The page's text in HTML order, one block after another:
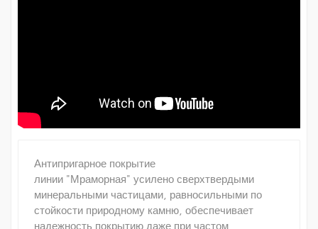
Антипригарное покрытие
линии "Мраморная" усилено сверхтвердыми
минеральными частицами, равносильными по
стойкости природному камню, обеспечивает
надежность покрытию даже при частом